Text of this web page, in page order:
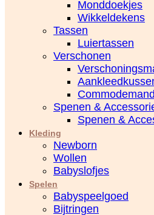
Monddoekjes
Wikkeldekens
Tassen
Luiertassen
Verschonen
Spenen &
Spenen &
Kleding
Newborn
Wollen
Babyslofjes
Spelen
Babyspeelgoed
Bijtringen